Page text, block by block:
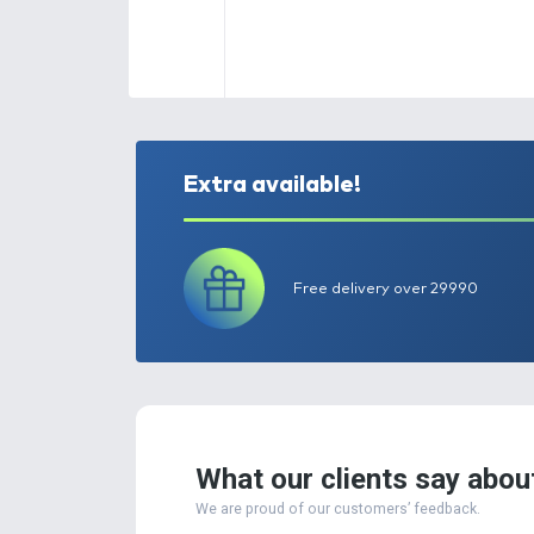
Extra available!